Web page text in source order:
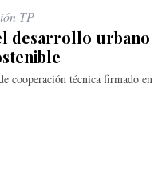
TP
desarrollo urbano
cooperación técnica firmado en